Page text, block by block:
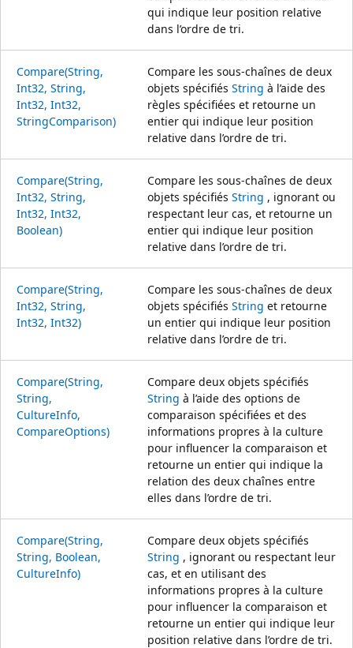
qui indique leur position relative
dans l’ordre de tri.
Compare(String,
Int32, String,
Int32, Int32,
StringComparison)
Compare les sous-chaînes de deux
objets spécifiés String à l’aide des
règles spécifiées et retourne un
entier qui indique leur position
relative dans l’ordre de tri.
Compare(String,
Int32, String,
Int32, Int32,
Boolean)
Compare les sous-chaînes de deux
objets spécifiés String , ignorant ou
respectant leur cas, et retourne un
entier qui indique leur position
relative dans l’ordre de tri.
Compare(String,
Int32, String,
Int32, Int32)
Compare les sous-chaînes de deux
objets spécifiés String et retourne
un entier qui indique leur position
relative dans l’ordre de tri.
Compare(String,
String,
CultureInfo,
CompareOptions)
Compare deux objets spécifiés
String à l’aide des options de
comparaison spécifiées et des
informations propres à la culture
pour influencer la comparaison et
retourne un entier qui indique la
relation des deux chaînes entre
elles dans l’ordre de tri.
Compare(String,
String, Boolean,
CultureInfo)
Compare deux objets spécifiés
String , ignorant ou respectant leur
cas, et en utilisant des
informations propres à la culture
pour influencer la comparaison et
retourne un entier qui indique leur
position relative dans l’ordre de tri.